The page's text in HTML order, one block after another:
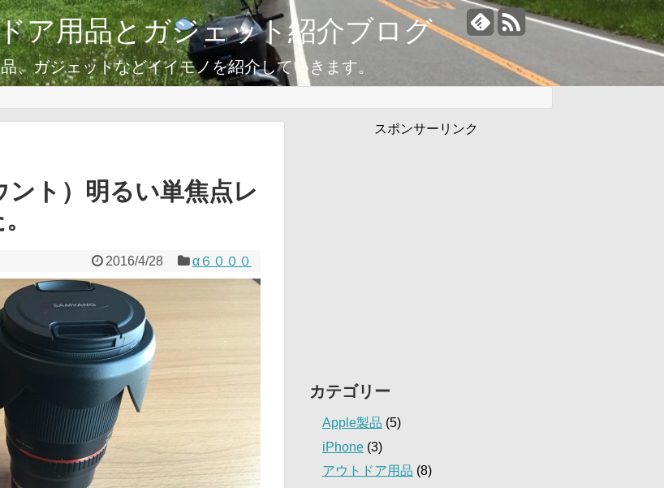
ア用品とガジェット紹介ブログ
、ガジェットなどイイモノを紹介していきます。
ト）明るい単焦点レ
2016/4/28 α６０００
スポンサーリンク
カテゴリー
Apple製品 (5)
iPhone (3)
アウトドア用品 (8)